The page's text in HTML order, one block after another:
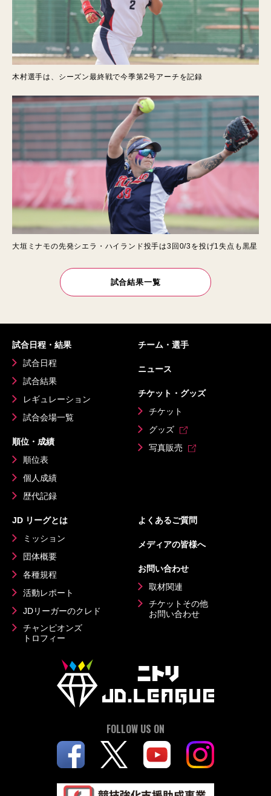
木村選手は、シーズン最終戦で今季第2号アーチを記録
大垣ミナモの先発シエラ・ハイランド投手は3回0/3を投げ1失点も黒星
試合結果一覧
試合日程・結果
試合日程
試合結果
レギュレーション
試合会場一覧
順位・成績
順位表
個人成績
歴代記録
チーム・選手
ニュース
チケット・グッズ
チケット
グッズ
写真販売
JD リーグとは
ミッション
団体概要
各種規程
活動レポート
JDリーガーのクレド
チャンピオンズ
トロフィー
よくあるご質問
メディアの皆様へ
お問い合わせ
取材関連
チケットその他
お問い合わせ
FOLLOW US ON